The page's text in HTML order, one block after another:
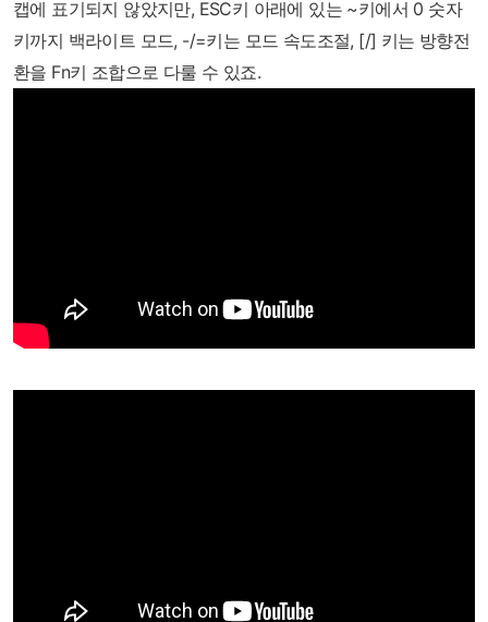
캡에 표기되지 않았지만, ESC키 아래에 있는 ~키에서 0 숫자
키까지 백라이트 모드, -/=키는 모드 속도조절, [/] 키는 방향전
환을 Fn키 조합으로 다룰 수 있죠.